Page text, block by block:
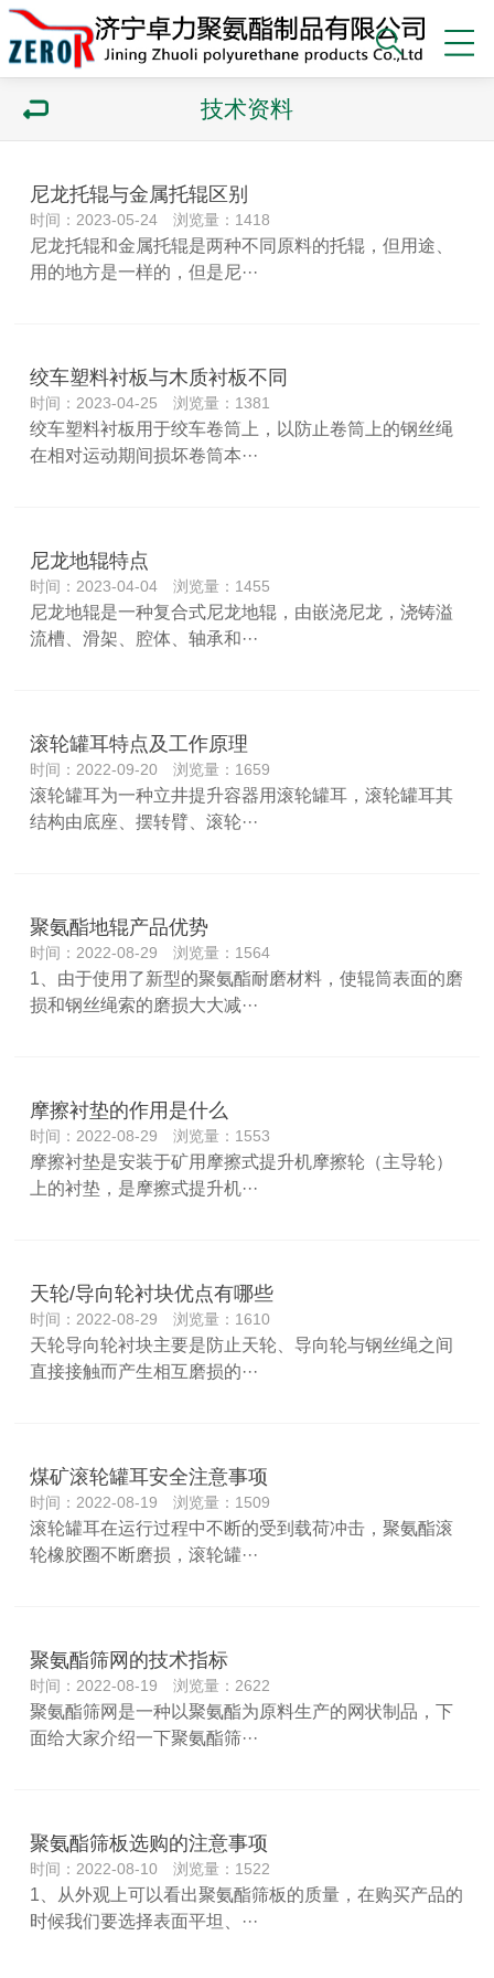
技术资料
尼龙托辊与金属托辊区别
时间：2023-05-24 浏览量：1418
尼龙托辊和金属托辊是两种不同原料的托辊，但用途、
用的地方是一样的，但是尼···
绞车塑料衬板与木质衬板不同
时间：2023-04-25 浏览量：1381
绞车塑料衬板用于绞车卷筒上，以防止卷筒上的钢丝绳
在相对运动期间损坏卷筒本···
尼龙地辊特点
时间：2023-04-04 浏览量：1455
尼龙地辊是一种复合式尼龙地辊，由嵌浇尼龙，浇铸溢
流槽、滑架、腔体、轴承和···
滚轮罐耳特点及工作原理
时间：2022-09-20 浏览量：1659
滚轮罐耳为一种立井提升容器用滚轮罐耳，滚轮罐耳其
结构由底座、摆转臂、滚轮···
聚氨酯地辊产品优势
时间：2022-08-29 浏览量：1564
1、由于使用了新型的聚氨酯耐磨材料，使辊筒表面的磨
损和钢丝绳索的磨损大大减···
摩擦衬垫的作用是什么
时间：2022-08-29 浏览量：1553
摩擦衬垫是安装于矿用摩擦式提升机摩擦轮（主导轮）
上的衬垫，是摩擦式提升机···
天轮/导向轮衬块优点有哪些
时间：2022-08-29 浏览量：1610
天轮导向轮衬块主要是防止天轮、导向轮与钢丝绳之间
直接接触而产生相互磨损的···
煤矿滚轮罐耳安全注意事项
时间：2022-08-19 浏览量：1509
滚轮罐耳在运行过程中不断的受到载荷冲击，聚氨酯滚
轮橡胶圈不断磨损，滚轮罐···
聚氨酯筛网的技术指标
时间：2022-08-19 浏览量：2622
聚氨酯筛网是一种以聚氨酯为原料生产的网状制品，下
面给大家介绍一下聚氨酯筛···
聚氨酯筛板选购的注意事项
时间：2022-08-10 浏览量：1522
1、从外观上可以看出聚氨酯筛板的质量，在购买产品的
时候我们要选择表面平坦、···